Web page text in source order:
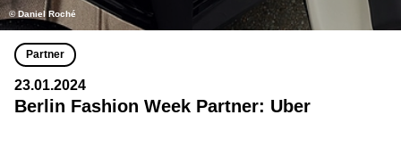
© Daniel Roché
Partner
23.01.2024
Berlin Fashion Week Partner: Uber